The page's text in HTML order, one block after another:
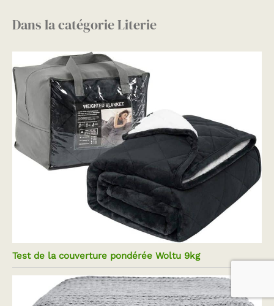
Dans la catégorie Literie
Test de la couverture pondérée Woltu 9kg